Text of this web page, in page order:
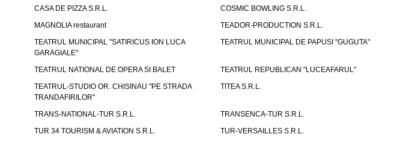
CASA DE PIZZA S.R.L.
COSMIC BOWLING S.R.L.
MAGNOLIA restaurant
TEADOR-PRODUCTION S.R.L.
TEATRUL MUNICIPAL "SATIRICUS ION LUCA
GARAGIALE"
TEATRUL MUNICIPAL DE PAPUSI "GUGUTA"
TEATRUL NATIONAL DE OPERA SI BALET TEATRUL REPUBLICAN "LUCEAFARUL"
TEATRUL-STUDIO OR. CHISINAU "PE STRADA
TRANDAFIRILOR"
TITEA S.R.L.
TRANS-NATIONAL-TUR S.R.L. TRANSENCA-TUR S.R.L.
TUR 34 TOURISM & AVIATION S.R.L.
TUR-VERSAILLES S.R.L.